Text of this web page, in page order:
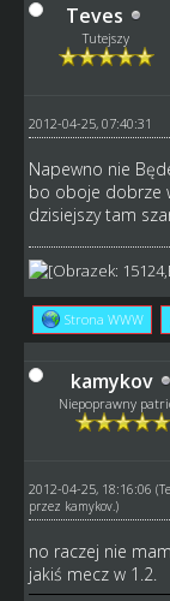
Teves
Tutejszy
2012-04-25, 07:40:31
Napewno nie
bo oboje dobrze
dzisiejszy tam
Strona WWW
kamykov
Niepoprawny
2012-04-25, 18:16:06
przez kamykov.)
no raczej nie
jakiś mecz w 1.2.